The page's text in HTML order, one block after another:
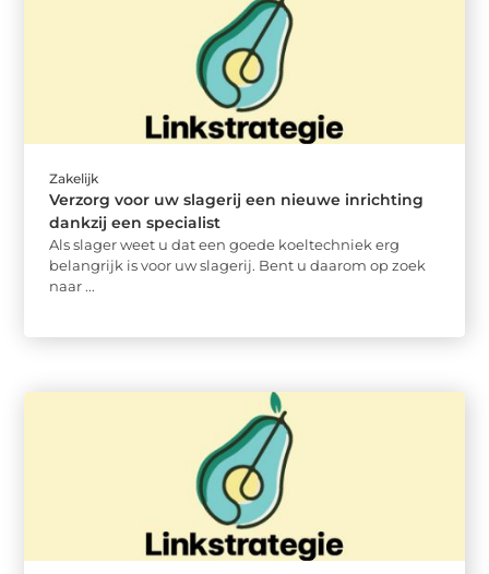
Zakelijk
Verzorg voor uw slagerij een nieuwe inrichting
dankzij een specialist
Als slager weet u dat een goede koeltechniek erg
belangrijk is voor uw slagerij. Bent u daarom op zoek
naar ...